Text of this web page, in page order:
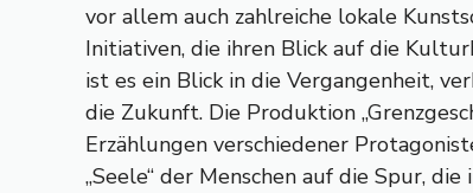
vor allem auch zahlreiche lokale
Initiativen, die ihren Blick auf die
ist es ein Blick in die Vergangenheit,
die Zukunft. Die Produktion
Erzählungen verschiedener
„Seele“ der Menschen auf die Spur,